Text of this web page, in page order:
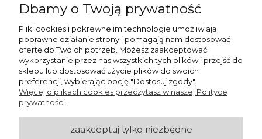
Katalog Fefco
Dbamy o Twoją prywatność
Pliki cookies i pokrewne im technologie umożliwiają
poprawne działanie strony i pomagają nam dostosować
ofertę do Twoich potrzeb. Możesz zaakceptować
wykorzystanie przez nas wszystkich tych plików i przejść do
sklepu lub dostosować użycie plików do swoich
preferencji, wybierając opcję "Dostosuj zgody".
Więcej o plikach cookies przeczytasz w naszej Polityce
prywatności.
zaakceptuj tylko niezbędne